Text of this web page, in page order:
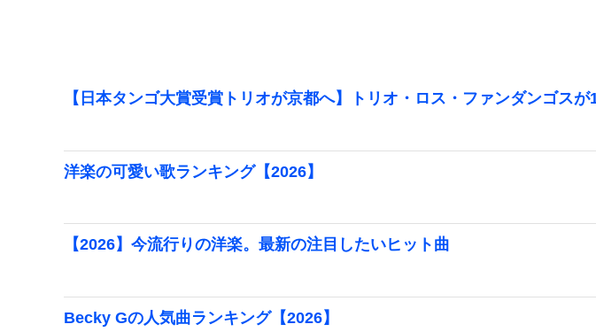
【日本タンゴ大賞受賞トリオが京都へ】トリオ・ロス・ファンダンゴス
洋楽の可愛い歌ランキング【2026】
【2026】今流行りの洋楽。最新の注目したいヒット曲
Becky Gの人気曲ランキング【2026】